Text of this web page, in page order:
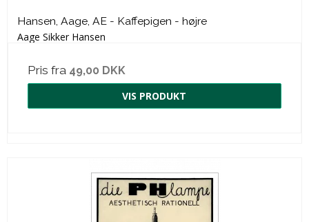
Hansen, Aage, AE - Kaffepigen - højre
Aage Sikker Hansen
Pris fra 49,00 DKK
VIS PRODUKT